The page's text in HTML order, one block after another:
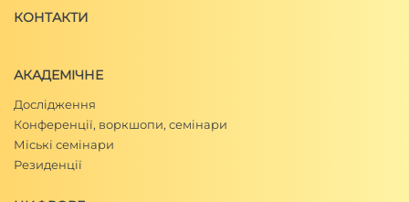
КОНТАКТИ
АКАДЕМІЧНЕ
Дослідження
Конференції, воркшопи, семінари
Міські семінари
Резиденції